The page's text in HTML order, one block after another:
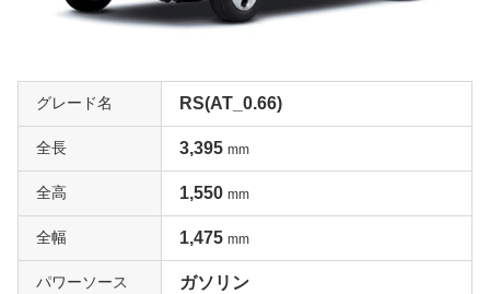
グレード名 RS(AT_0.66)
全長 3,395 mm
全高 1,550 mm
全幅 1,475 mm
パワーソース ガソリン